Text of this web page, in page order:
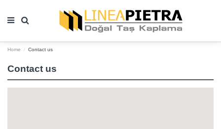
Home Contact us
Contact us